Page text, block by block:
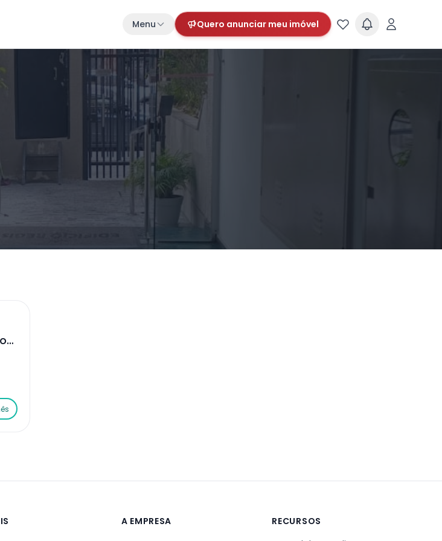
Menu Quero anunciar meu imóvel
A EMPRESA
RECURSOS